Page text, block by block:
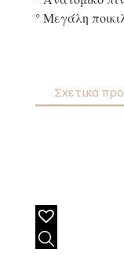
° Μεγάλη
Σχετικά